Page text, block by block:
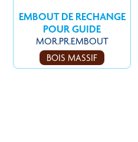
EMBOUT DE RECHANGE
POUR GUIDE
MOR.PR.EMBOUT
BOIS MASSIF